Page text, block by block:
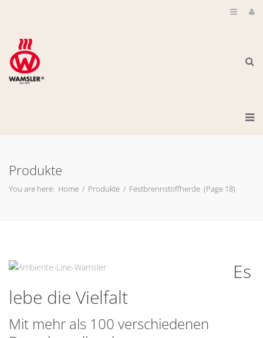
Produkte
You are here: Home / Produkte / Festbrennstoffherde (Page 18)
Es
lebe die Vielfalt
Mit mehr als 100 verschiedenen